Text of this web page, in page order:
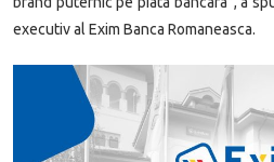
executiv al Exim Banca Romaneasca.